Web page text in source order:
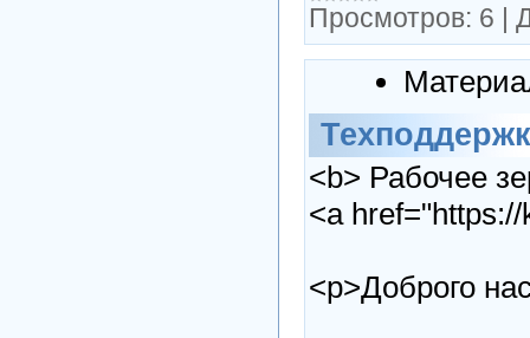
Просмотров: 6 |
<b> Рабочее
<a
<p>Доброго